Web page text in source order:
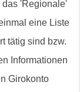
das 'Regionale'
eine Liste
tätig sind bzw.
Informationen
Girokonto